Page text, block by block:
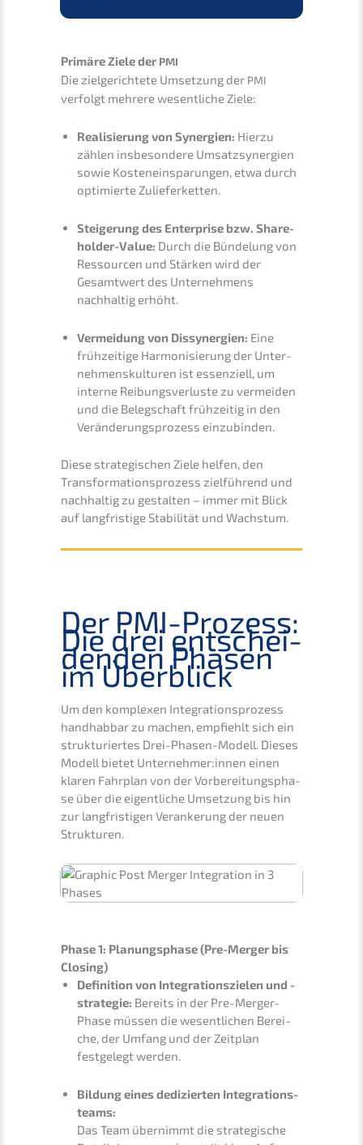
Primä­re Ziele der PMI
Die zielge­rich­te­te Umset­zung der PMI
verfolgt mehre­re wesent­li­che Ziele:
Reali­sie­rung von Syner­gien: Hierzu
zählen insbe­son­de­re Umsatz­syn­er­gien
sowie Kosten­ein­spa­run­gen, etwa durch
optimier­te Zulieferketten.
Steige­rung des Enter­pri­se bzw. Share­
hol­der-Value: Durch die Bünde­lung von
Ressour­cen und Stärken wird der
Gesamt­wert des Unter­neh­mens
nachhal­tig erhöht.
Vermei­dung von Dissyn­er­gien: Eine
frühzei­ti­ge Harmo­ni­sie­rung der Unter­
neh­mens­kul­tu­ren ist essen­zi­ell, um
inter­ne Reibungs­ver­lus­te zu vermei­den
und die Beleg­schaft frühzei­tig in den
Verän­de­rungs­pro­zess einzubinden.
Diese strate­gi­schen Ziele helfen, den
Trans­for­ma­ti­ons­pro­zess zielfüh­rend und
nachhal­tig zu gestal­ten – immer mit Blick
auf langfris­ti­ge Stabi­li­tät und Wachstum.
Der PMI-Prozess:
Die drei entschei­
den­den Phasen
im Überblick
Um den komple­xen Integra­ti­ons­pro­zess
handhab­bar zu machen, empfiehlt sich ein
struk­tu­rier­tes Drei-Phasen-Modell. Dieses
Modell bietet Unternehmer:innen einen
klaren Fahrplan von der Vorbe­rei­tungs­pha­
se über die eigent­li­che Umset­zung bis hin
zur langfris­ti­gen Veran­ke­rung der neuen
Strukturen.
Phase 1: Planungs­pha­se (Pre-Merger bis
Closing)
Defini­ti­on von Integra­ti­ons­zie­len und -
strate­gie: Bereits in der Pre-Merger-
Phase müssen die wesent­li­chen Berei­
che, der Umfang und der Zeitplan
festge­legt werden.
Bildung eines dedizier­ten Integra­ti­ons­
teams:
Das Team übernimmt die strate­gi­sche